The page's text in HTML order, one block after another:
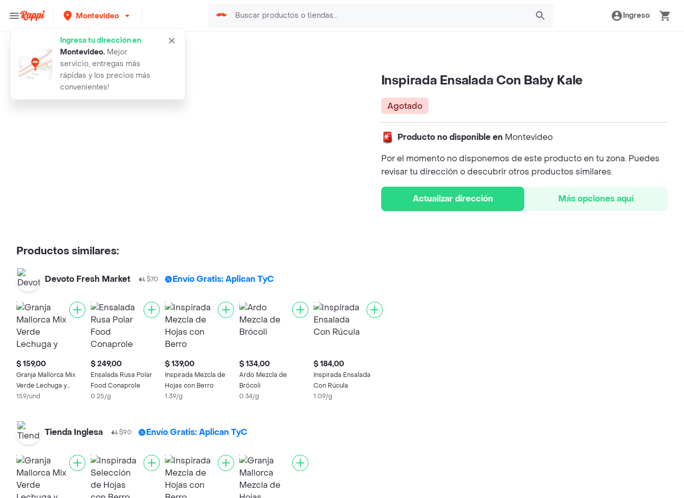
Montevideo
Ingresa tu dirección en
Montevideo. Mejor
servicio, entregas más
rápidas y los precios más
convenientes!
Ingreso
inspirada ensalada con baby kale
Inspirada Ensalada Con Baby Kale
Agotado
Producto no disponible en Montevideo
Por el momento no disponemos de este producto en tu zona. Puedes
revisar tu dirección o descubrir otros productos similares.
Actualizar dirección Más opciones aquí
Productos similares:
Devoto Fresh Market $70 Envío Gratis: Aplican TyC
$ 159,00
Granja Mallorca Mix
Verde Lechuga y
Rúcula
159/und
$ 249,00
Ensalada Rusa Polar
Food Conaprole
0.25/g
$ 139,00
Inspirada Mezcla de
Hojas con Berro
1.39/g
$ 134,00
Ardo Mezcla de
Brócoli
0.34/g
$ 184,00
Inspirada Ensalada
Con Rúcula
1.09/g
Tienda Inglesa $90 Envío Gratis: Aplican TyC